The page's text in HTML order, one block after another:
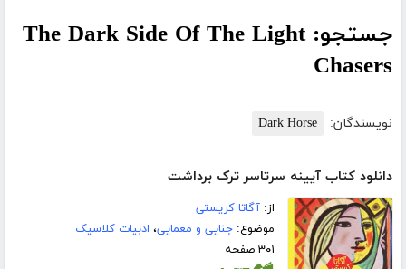
جستجو: The Dark Side Of The Light
Chasers
نویسندگان: Dark Horse
دانلود کتاب آیینه سرتاسر ترک برداشت
از:آگاتا کریستی
موضوع:جنایی و معمایی، ادبیات کلاسیک
۳۰۱ صفحه